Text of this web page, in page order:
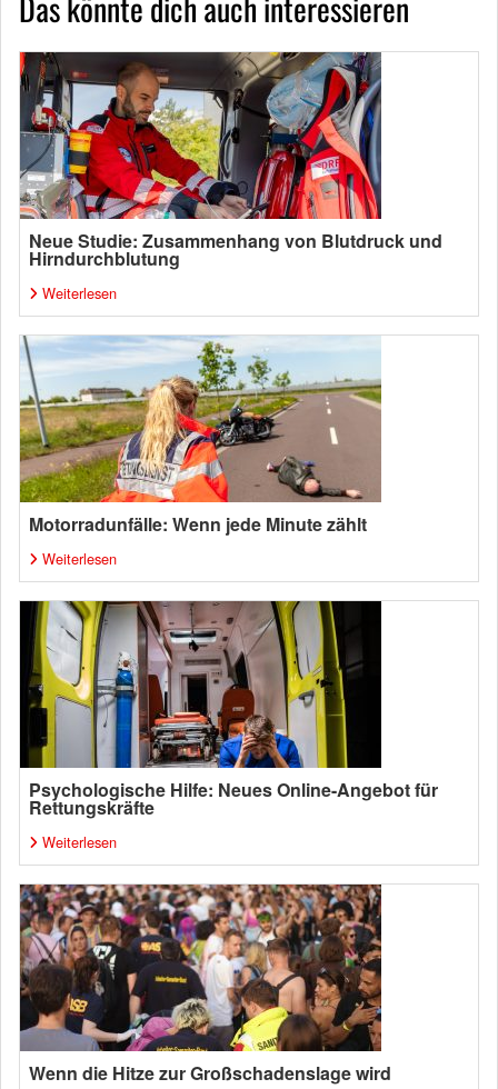
Neue Studie: Zusammenhang von Blutdruck und
Hirndurchblutung
Weiterlesen
Motorradunfälle: Wenn jede Minute zählt
Weiterlesen
Psychologische Hilfe: Neues Online-Angebot für
Rettungskräfte
Weiterlesen
Wenn die Hitze zur Großschadenslage wird